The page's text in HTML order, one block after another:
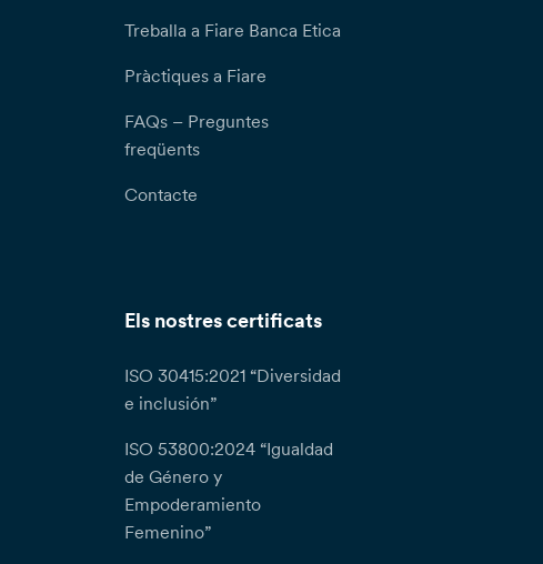
Treballa a Fiare Banca Etica
Pràctiques a Fiare
FAQs – Preguntes
freqüents
Contacte
Els nostres certificats
ISO 30415:2021 “Diversidad
e inclusión”
ISO 53800:2024 “Igualdad
de Género y
Empoderamiento
Femenino”